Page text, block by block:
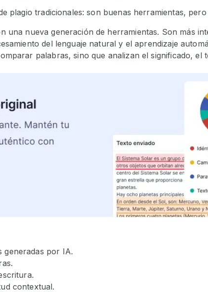
plagio tradicionales: son buenas herramientas, pero
una nueva generación de herramientas. Son más
del lenguaje natural y el aprendizaje
palabras, sino que analizan el significado, el
generadas por IA.
contextual.